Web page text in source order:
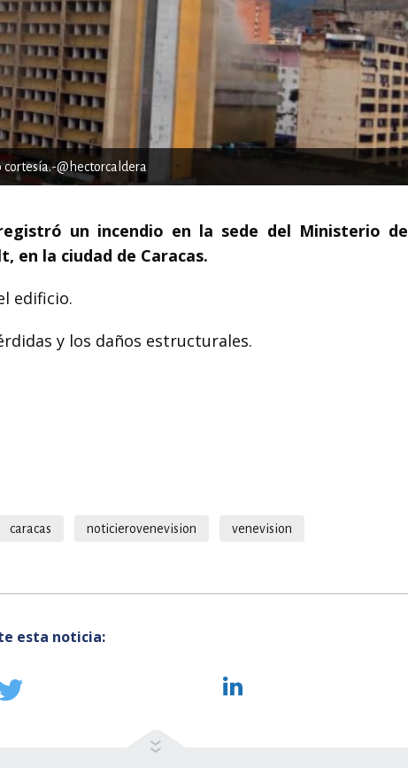
cortesía.-@hectorcaldera
un incendio en la sede del Ministerio de
en la ciudad de Caracas.
edificio.
y los daños estructurales.
caracas noticierovenevision venevision
esta noticia: